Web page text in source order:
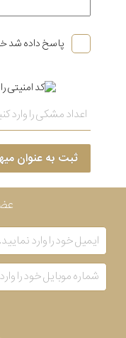
پاسخ داده شد
ثبت به عنوان